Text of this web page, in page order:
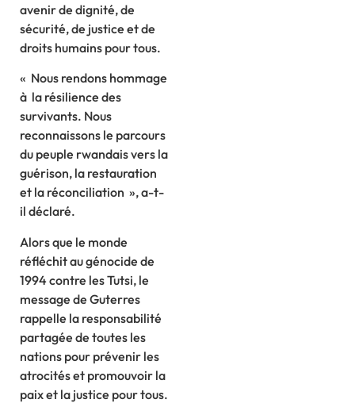
avenir de dignité, de
sécurité, de justice et de
droits humains pour tous.
« Nous rendons hommage
à la résilience des
survivants. Nous
reconnaissons le parcours
du peuple rwandais vers la
guérison, la restauration
et la réconciliation », a-t-
il déclaré.
Alors que le monde
réfléchit au génocide de
1994 contre les Tutsi, le
message de Guterres
rappelle la responsabilité
partagée de toutes les
nations pour prévenir les
atrocités et promouvoir la
paix et la justice pour tous.